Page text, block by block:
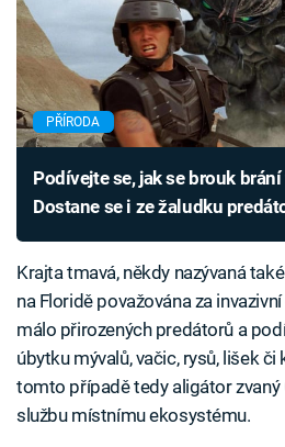
PŘÍRODA
Podívejte se, jak se brouk
Dostane se i ze žaludku
Krajta tmavá, někdy nazývaná
na Floridě považována za
málo přirozených predátorů a
úbytku mývalů, vačic, rysů, lišek či
tomto případě tedy aligátor zvaný
službu místnímu ekosystému.